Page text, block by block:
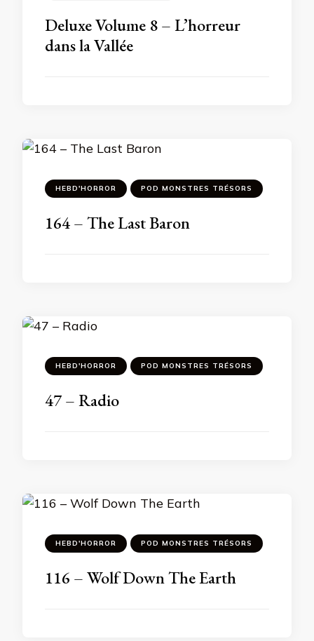
Deluxe Volume 8 – L’horreur
dans la Vallée
HEBD'HORROR POD MONSTRES TRÉSORS
164 – The Last Baron
HEBD'HORROR POD MONSTRES TRÉSORS
47 – Radio
HEBD'HORROR POD MONSTRES TRÉSORS
116 – Wolf Down The Earth